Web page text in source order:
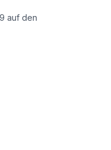
auf den